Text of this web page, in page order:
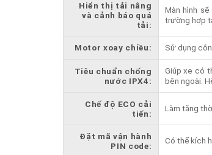
Hiển thị tải nâng
và cảnh báo quá
tải:
Màn hình
trường hợp
Motor xoay chiều: Sử dụng
Tiêu chuẩn chống
nước IPX4:
Giúp xe có
bên ngoài.
Chế độ ECO cải
tiến:
Làm tăng
Đặt mã vận hành
PIN code:
Có thể kích